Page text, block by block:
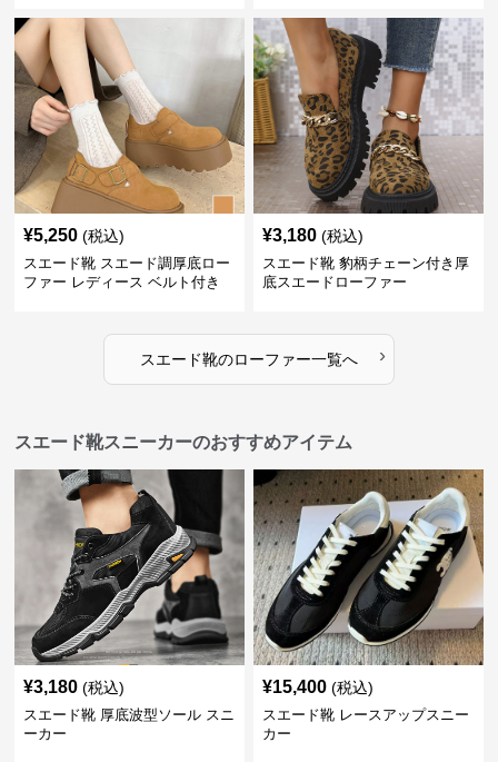
¥5,250 (税込)
スエード靴 スエード調厚底ロー
ファー レディース ベルト付き
¥3,180 (税込)
スエード靴 豹柄チェーン付き厚
底スエードローファー
スエード靴のローファー一覧へ ›
スエード靴スニーカーのおすすめアイテム
¥3,180 (税込)
スエード靴 厚底波型ソール スニ
ーカー
¥15,400 (税込)
スエード靴 レースアップスニー
カー